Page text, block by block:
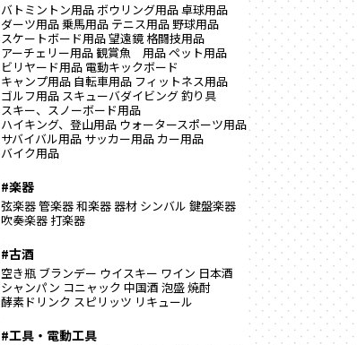
バトミントン用品 ボウリング用品卓球用品
ダーツ用品乗馬用品 テニス用品野球用品
スケートボード用品望遠鏡 格闘技用品
アーチェリー用品 観賞魚 用品ペット用品
ビリヤード用品 電動キックボード
キャンプ用品 自転車用品 フィットネス用品
ゴルフ用品 スキューバダイビング釣り具
スキー、スノーボード用品
ハイキング、登山用品 ウォータースポーツ用品
サバイバル用品 サッカー用品 カー用品
バイク用品
#楽器
弦楽器管楽器和楽器 器材 シンバル 鍵盤楽器
吹奏楽器 打楽器
#古酒
空き瓶 ブランデー ウイスキー ワイン 日本酒
シャンパン コニャック 中国酒 泡盛焼酎
酵素ドリンク スピリッツ リキュール
#工具・電動工具